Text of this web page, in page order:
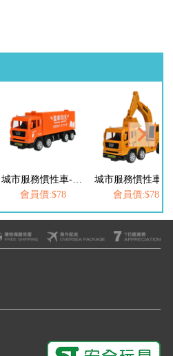
城市服務慣性車-快遞車
會員價:$78
會員價:$78